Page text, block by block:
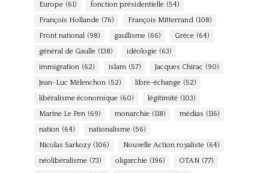
Europe (61) fonction présidentielle (54)
François Hollande (76) François Mitterrand (108)
Front national (98) gaullisme (66) Grèce (64)
général de Gaulle (138) idéologie (63)
immigration (62) islam (57) Jacques Chirac (90)
Jean-Luc Mélenchon (52) libre-échange (52)
libéralisme économique (60) légitimité (103)
Marine Le Pen (69) monarchie (118) médias (116)
nation (64) nationalisme (56)
Nicolas Sarkozy (106) Nouvelle Action royaliste (64)
néolibéralisme (73) oligarchie (196) OTAN (77)